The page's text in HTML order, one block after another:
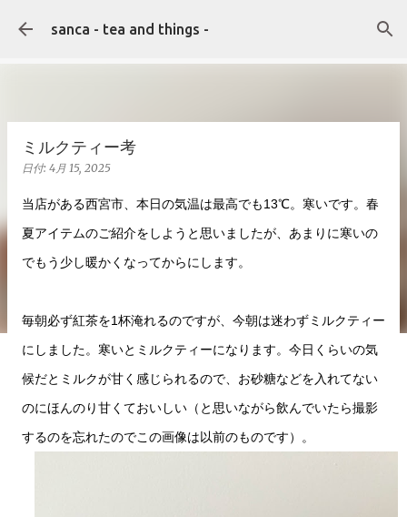
スキップしてメイン コンテンツに移動
sanca - tea and things -
ミルクティー考
日付: 4月 15, 2025
当店がある西宮市、本日の気温は最高でも13℃。寒いです。春
夏アイテムのご紹介をしようと思いましたが、あまりに寒いの
でもう少し暖かくなってからにします。
毎朝必ず紅茶を1杯淹れるのですが、今朝は迷わずミルクティー
にしました。寒いとミルクティーになります。今日くらいの気
候だとミルクが甘く感じられるので、お砂糖などを入れてない
のにほんのり甘くておいしい（と思いながら飲んでいたら撮影
するのを忘れたのでこの画像は以前のものです）。